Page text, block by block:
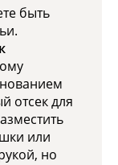
быть
отсек для
или
но